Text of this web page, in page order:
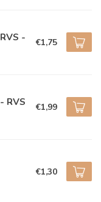
- €1,75
RVS €1,99
€1,30